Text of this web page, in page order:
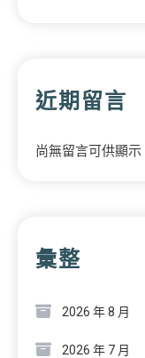
近期留言
尚無留言可供顯示
彙整
2026 年 8 月
2026 年 7 月